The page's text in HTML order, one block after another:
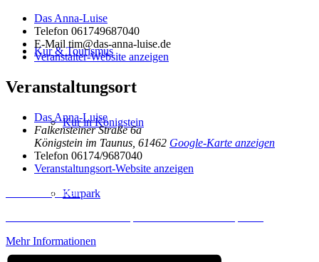
Kur & Tourismus
Kur in Königstein
Kurpark
Das Anna-Luise
Telefon 061749687040
E-Mail tim@das-anna-luise.de
Veranstalter-Website anzeigen
Veranstaltungsort
Das Anna-Luise
Falkensteiner Straße 6a
Königstein im Taunus 61462 Google-Karte anzeigen
Telefon 06174/9687040
Veranstaltungsort-Website anzeigen
Inhalt entsperren
Mehr Informationen